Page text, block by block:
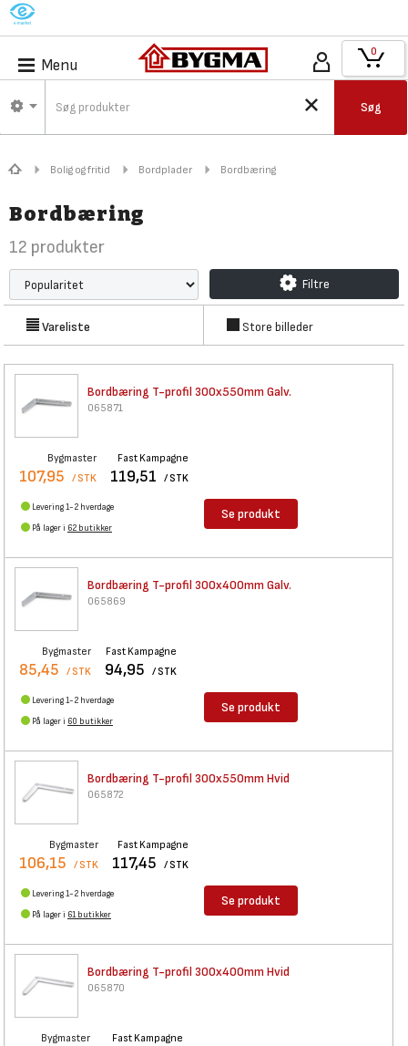
M
Menu
Søg
0
Bolig og fritid Bordplader Bordbæring
Bordbæring
12 produkter
Filtre
Vareliste Store billeder
Bordbæring T-profil 300x550mm Galv.
065871
Bygmaster
107,95 / STK
Fast Kampagne
119,51 / STK
Levering 1-2 hverdage
På lager i 62 butikker
Se produkt
Bordbæring T-profil 300x400mm Galv.
065869
Bygmaster
85,45 / STK
Fast Kampagne
94,95 / STK
Levering 1-2 hverdage
På lager i 60 butikker
Se produkt
Bordbæring T-profil 300x550mm Hvid
065872
Bygmaster
106,15 / STK
Fast Kampagne
117,45 / STK
Levering 1-2 hverdage
På lager i 61 butikker
Se produkt
Bordbæring T-profil 300x400mm Hvid
065870
Bygmaster Fast Kampagne